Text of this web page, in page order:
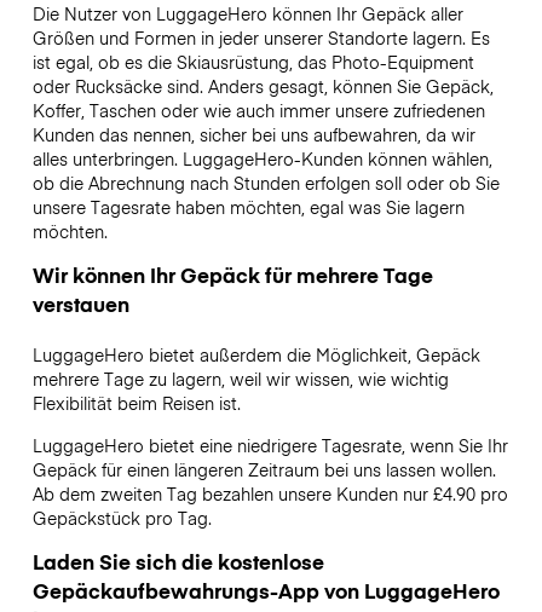
Die Nutzer von LuggageHero können Ihr Gepäck aller
Größen und Formen in jeder unserer Standorte lagern. Es
ist egal, ob es die Skiausrüstung, das Photo-Equipment
oder Rucksäcke sind. Anders gesagt, können Sie Gepäck,
Koffer, Taschen oder wie auch immer unsere zufriedenen
Kunden das nennen, sicher bei uns aufbewahren, da wir
alles unterbringen. LuggageHero-Kunden können wählen,
ob die Abrechnung nach Stunden erfolgen soll oder ob Sie
unsere Tagesrate haben möchten, egal was Sie lagern
möchten.
Wir können Ihr Gepäck für mehrere Tage
verstauen
LuggageHero bietet außerdem die Möglichkeit, Gepäck
mehrere Tage zu lagern, weil wir wissen, wie wichtig
Flexibilität beim Reisen ist.
LuggageHero bietet eine niedrigere Tagesrate, wenn Sie Ihr
Gepäck für einen längeren Zeitraum bei uns lassen wollen.
Ab dem zweiten Tag bezahlen unsere Kunden nur £4.90 pro
Gepäckstück pro Tag.
Laden Sie sich die kostenlose
Gepäckaufbewahrungs-App von LuggageHero